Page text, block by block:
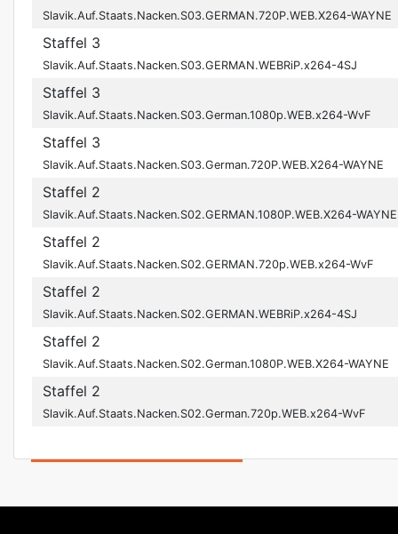
Slavik.Auf.Staats.Nacken.S03.GERMAN.720P.WEB.X264-WAYNE
Staffel 3
Slavik.Auf.Staats.Nacken.S03.GERMAN.WEBRiP.x264-4SJ
Staffel 3
Slavik.Auf.Staats.Nacken.S03.German.1080p.WEB.x264-WvF
Staffel 3
Slavik.Auf.Staats.Nacken.S03.German.720P.WEB.X264-WAYNE
Staffel 2
Slavik.Auf.Staats.Nacken.S02.GERMAN.1080P.WEB.X264-WAYNE
Staffel 2
Slavik.Auf.Staats.Nacken.S02.GERMAN.720p.WEB.x264-WvF
Staffel 2
Slavik.Auf.Staats.Nacken.S02.GERMAN.WEBRiP.x264-4SJ
Staffel 2
Slavik.Auf.Staats.Nacken.S02.German.1080P.WEB.X264-WAYNE
Staffel 2
Slavik.Auf.Staats.Nacken.S02.German.720p.WEB.x264-WvF